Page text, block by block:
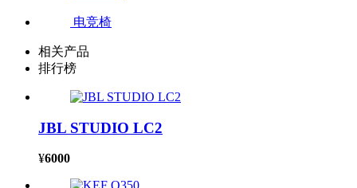
电竞椅
相关产品
排行榜
JBL STUDIO LC2
¥6000